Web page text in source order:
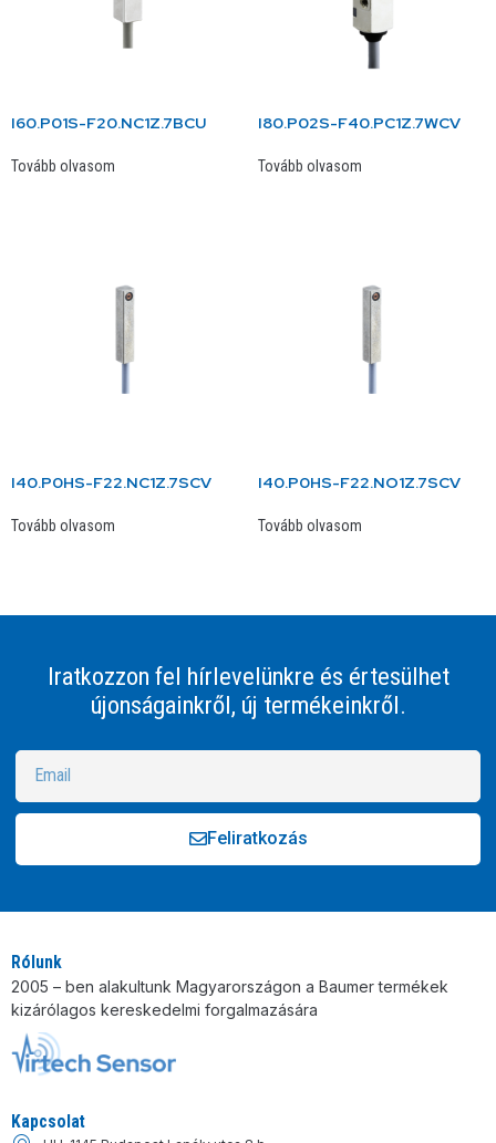
I60.P01S-F20.NC1Z.7BCU
Tovább olvasom
I80.P02S-F40.PC1Z.7WCV
Tovább olvasom
I40.P0HS-F22.NC1Z.7SCV
Tovább olvasom
I40.P0HS-F22.NO1Z.7SCV
Tovább olvasom
Iratkozzon fel hírlevelünkre és értesülhet
újonságainkről, új termékeinkről.
Feliratkozás
Rólunk
2005 – ben alakultunk Magyarországon a Baumer termékek
kizárólagos kereskedelmi forgalmazására
Kapcsolat